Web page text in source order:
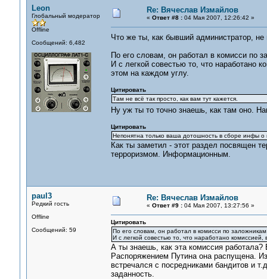
Leon
Глобальный модератор
Offline
Сообщений: 6,482
Re: Вячеслав Измайлов
« Ответ #8 :04 Мая 2007, 12:26:42 »
Что же ты, как бывший администратор,
По его словам, он работал в комисси по
И с легкой совестью то, что наработано
этом на каждом углу.
Цитировать
Там не всё так просто, как вам тут кажется.
Ну уж ты то точно знаешь, как там оно.
Цитировать
Непонятна только ваша дотошность в сборе инфы
Как ты заметил - этот раздел посвящен
терроризмом. Информационным.
paul3
Редкий гость
Offline
Сообщений: 59
Re: Вячеслав Измайлов
« Ответ #9 :04 Мая 2007, 13:27:56 »
Цитировать
По его словам, он работал в комисси по
И с легкой совестью то, что наработано
А ты знаешь, как эта комиссия
Распоряжением Путина она распущена.
встречался с посредниками бандитов и
заданность.